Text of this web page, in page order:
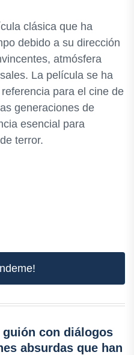
clásica que ha
debido a su dirección
atmósfera
La película se ha
para el cine de
generaciones de
esencial para
terror.
con diálogos
absurdas que han